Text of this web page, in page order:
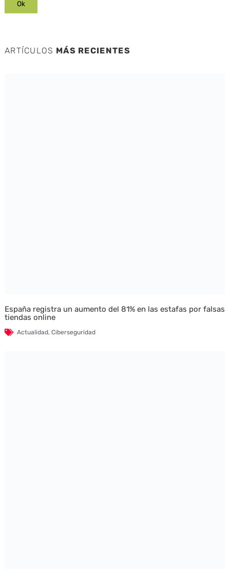
ARTÍCULOS MÁS RECIENTES
España registra un aumento del 81% en las estafas por falsas
tiendas online
Actualidad, Ciberseguridad